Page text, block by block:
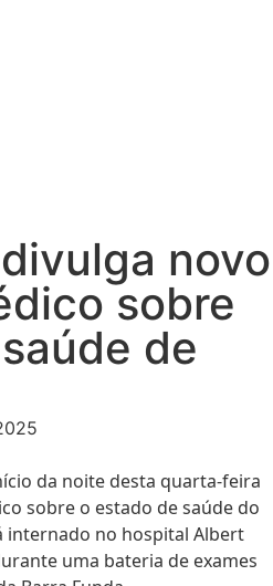
novo
sobre
de
da noite desta quarta-feira
sobre o estado de saúde do
internado no hospital Albert
uma bateria de exames